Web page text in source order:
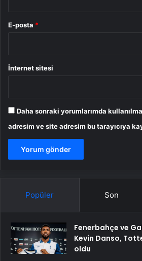
E-posta *
İnternet sitesi
Daha sonraki yorumlarımda
adresim ve site adresim bu tarayıcıya
Popüler Son
Fenerbahçe ve
Kevin Danso,
oldu